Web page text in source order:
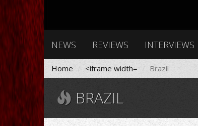
NEWS REVIEWS INTERVIEWS
Home <iframe width= Brazil
BRAZIL